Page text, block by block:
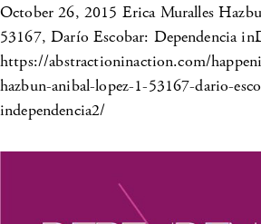
October 26, 2015 Erica Muralles
53167, Darío Escobar: Dependencia
https://abstractioninaction.com/
hazbun-anibal-lopez-1-53167-dario-
independencia2/